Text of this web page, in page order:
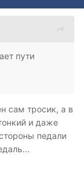
пути
сам тросик, а в
и даже
педали